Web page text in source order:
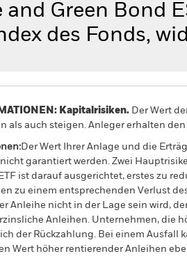
Green Bond
des Fonds,
Kapitalrisiken. Der Wert
als auch steigen. Anleger erhalten
Der Wert Ihrer Anlage und die
garantiert werden. Zwei
ist darauf ausgerichtet, erstes zu
zu einem entsprechenden Verlust
Anleihe nicht in der Lage sein wird,
Anleihen. Unternehmen, die
der Rückzahlung. Bei einem Ausfall
Wert höher rentierender Anleihen